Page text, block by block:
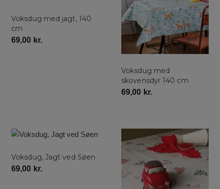
Voksdug med jagt, 140
cm
69,00 kr.
Voksdug med
skovensdyr 140 cm
69,00 kr.
Voksdug, Jagt ved Søen
69,00 kr.